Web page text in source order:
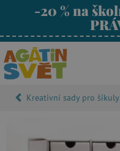
-20 % na
Kreativní sady pro šikuly